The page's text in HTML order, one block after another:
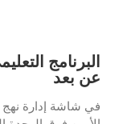
بعد
شاشة إدارة نهج